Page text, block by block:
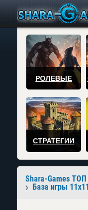
РОЛЕВЫЕ
СТРАТЕГИИ
Shara-Games
База игры 11x11